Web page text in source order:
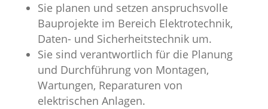
Sie planen und setzen anspruchsvolle
Bauprojekte im Bereich Elektrotechnik,
Daten- und Sicherheitstechnik um.
Sie sind verantwortlich für die Planung
und Durchführung von Montagen,
Wartungen, Reparaturen von
elektrischen Anlagen.